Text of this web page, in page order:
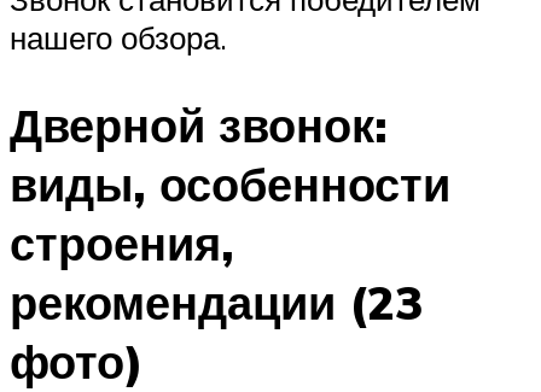
нашего обзора.
Дверной звонок:
виды, особенности
строения,
рекомендации (23
фото)